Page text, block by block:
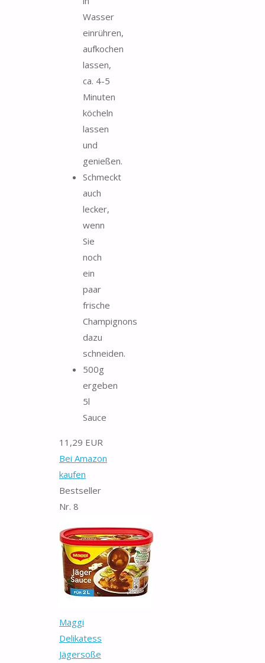
Wasser
einrühren,
aufkochen
lassen,
ca. 4-5
Minuten
köcheln
lassen
und
genießen.
Schmeckt
auch
lecker,
wenn
Sie
noch
ein
paar
frische
Champignons
dazu
schneiden.
500g
ergeben
5l
Sauce
11,29 EUR
Bei Amazon
kaufen
Bestseller
Nr. 8
Maggi
Delikatess
Jägersoße